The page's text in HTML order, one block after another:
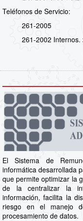
Teléfonos de Servicio:
261-2005
261-2002 Internos.
El Sistema de
informática desarrollada
que permite optimizar la
de la centralizar la
información, facilita la
riesgo en el manejo
procesamiento de datos.